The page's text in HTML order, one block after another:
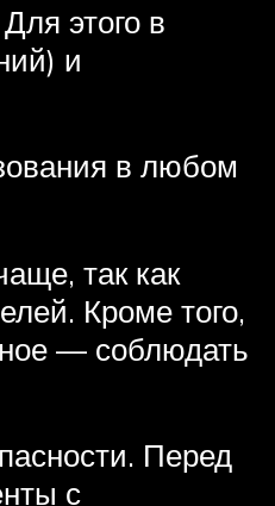
этого в
и
в любом
так как
Кроме того,
— соблюдать
Перед
с